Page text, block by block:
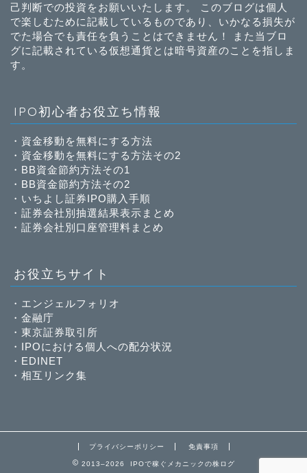
己判断での投資をお願いいたします。 このブログは個人
で楽しむために記載しているものであり、いかなる損失が
でた場合でも責任を負うことはできません！ また当ブロ
グに記載されている仮想通貨とは暗号資産のことを指しま
す。
IPO初心者お役立ち情報
・ 資金移動を無料にする方法
・ 資金移動を無料にする方法その2
・ BB資金節約方法その1
・ BB資金節約方法その2
・ いちよし証券IPO購入手順
・ 証券会社別抽選結果表示まとめ
・ 証券会社別口座管理料まとめ
お役立ちサイト
・ エンジェルフォリオ
・ 金融庁
・ 東京証券取引所
・ IPOにおける個人への配分状況
・ EDINET
・ 相互リンク集
プライバシーポリシー 免責事項
2013–2026 IPOで稼ぐメカニックの株ログ